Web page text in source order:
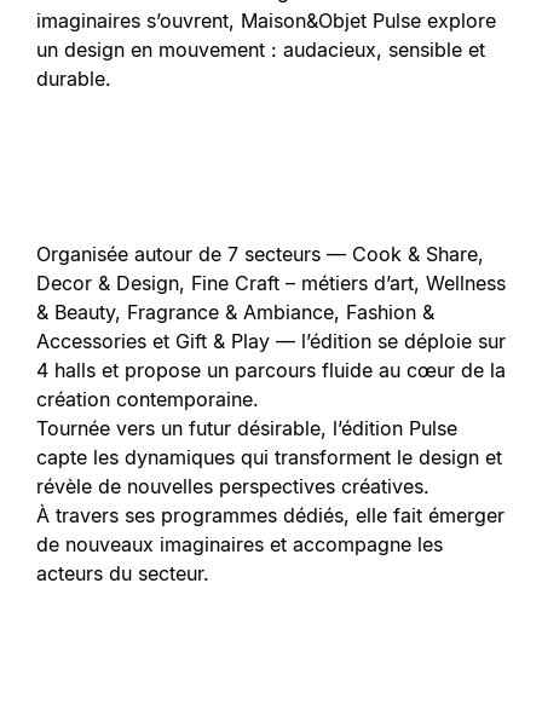
imaginaires s’ouvrent, Maison&Objet Pulse explore
un design en mouvement : audacieux, sensible et
durable.
Organisée autour de 7 secteurs — Cook & Share,
Decor & Design, Fine Craft – métiers d’art, Wellness
& Beauty, Fragrance & Ambiance, Fashion &
Accessories et Gift & Play — l’édition se déploie sur
4 halls et propose un parcours fluide au cœur de la
création contemporaine.
Tournée vers un futur désirable, l’édition Pulse
capte les dynamiques qui transforment le design et
révèle de nouvelles perspectives créatives.
À travers ses programmes dédiés, elle fait émerger
de nouveaux imaginaires et accompagne les
acteurs du secteur.